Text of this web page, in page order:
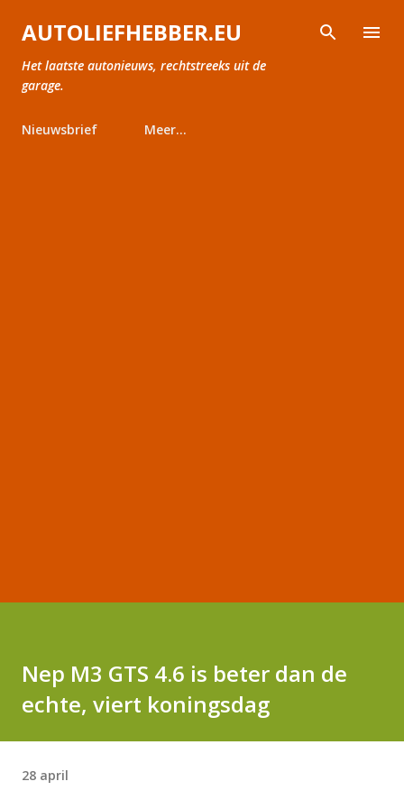
Doorgaan naar hoofdcontent
AUTOLIEFHEBBER.EU
Het laatste autonieuws, rechtstreeks uit de
garage.
Nieuwsbrief Meer…
Nep M3 GTS 4.6 is beter dan de
echte, viert koningsdag
28 april